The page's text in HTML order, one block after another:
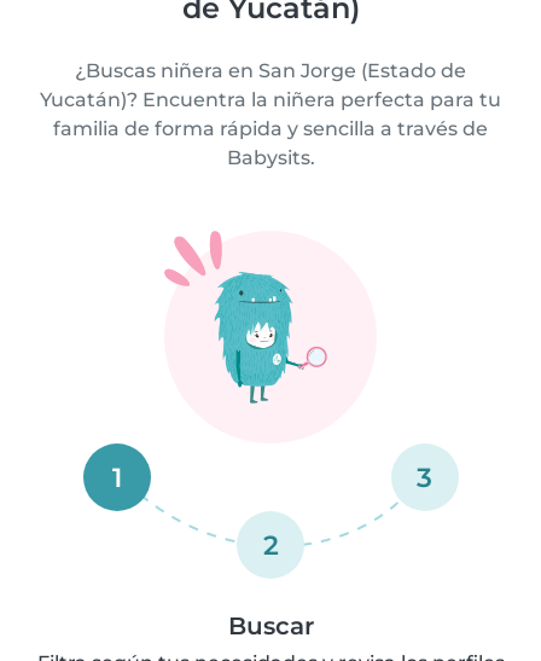
de Yucatán)
¿Buscas niñera en San Jorge (Estado de
Yucatán)? Encuentra la niñera perfecta para tu
familia de forma rápida y sencilla a través de
Babysits.
1
2
3
Buscar